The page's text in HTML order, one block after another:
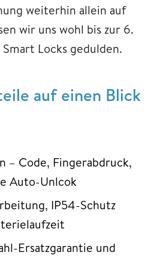
weiterhin allein auf
wir uns wohl bis zur 6.
Locks gedulden.
auf einen Blick
– Code, Fingerabdruck,
Auto-Unlcok
IP54-Schutz
Ersatzgarantie und